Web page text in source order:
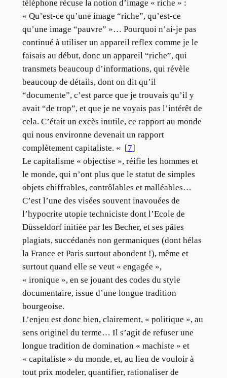
téléphone récuse la notion d’image « riche » :
« Qu’est-ce qu’une image “riche”, qu’est-ce
qu’une image “pauvre” »… Pourquoi n’ai-je pas
continué à utiliser un appareil reflex comme je le
faisais au début, donc un appareil “riche”, qui
transmets beaucoup d’informations, qui révèle
beaucoup de détails, dont on dit qu’il
“documente”, c’est parce que je trouvais qu’il y
avait “de trop”, et que je ne voyais pas l’intérêt de
cela. C’était un excès inutile, ce rapport au monde
qui nous environne devenait un rapport
complètement capitaliste. « [7]
Le capitalisme « objectise », réifie les hommes et
le monde, qui n’ont plus que le statut de simples
objets chiffrables, contrôlables et malléables…
C’est l’une des visées souvent inavouées de
l’hypocrite utopie techniciste dont l’Ecole de
Düsseldorf initiée par les Becher, et ses pâles
plagiats, succédanés non germaniques (dont hélas
la France et Paris surtout abondent !), même et
surtout quand elle se veut « engagée »,
« ironique », en se jouant des codes du style
documentaire, issue d’une longue tradition
bourgeoise.
L’enjeu est donc bien, clairement, « politique », au
sens originel du terme… Il s’agit de refuser une
longue tradition de domination « machiste » et
« capitaliste » du monde, et, au lieu de vouloir à
tout prix modeler, quantifier, rationaliser de